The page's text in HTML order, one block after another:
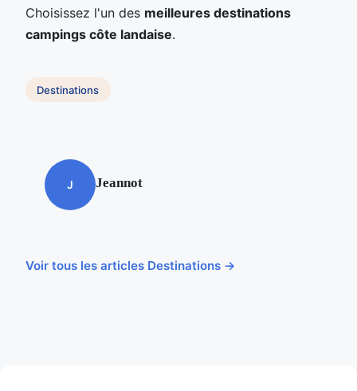
Choisissez l'un des meilleures destinations
campings côte landaise.
Destinations
J Jeannot
Voir tous les articles Destinations →